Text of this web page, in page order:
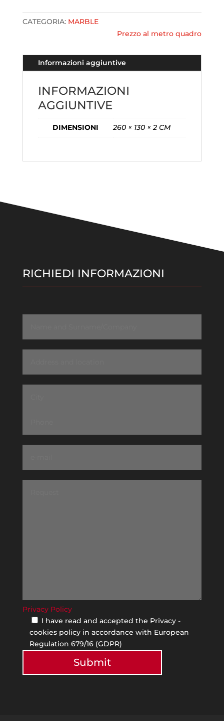
CATEGORIA: MARBLE
Prezzo al metro quadro
Informazioni aggiuntive
INFORMAZIONI
AGGIUNTIVE
DIMENSIONI 260 × 130 × 2 CM
RICHIEDI INFORMAZIONI
Privacy Policy
I have read and accepted the Privacy -
cookies policy in accordance with European
Regulation 679/16 (GDPR)
Submit